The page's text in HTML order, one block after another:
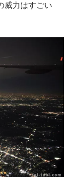
威力はすごい